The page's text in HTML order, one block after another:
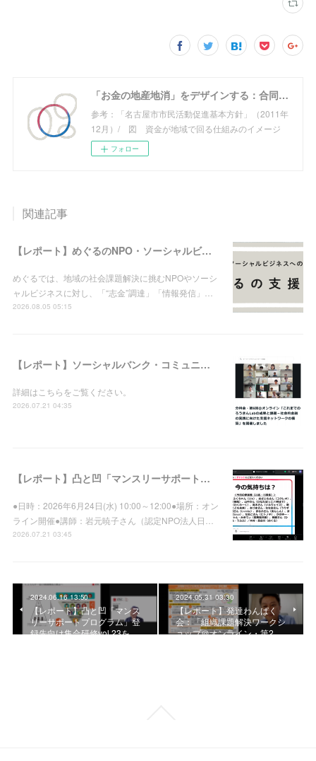
「お金の地産地消」をデザインする：合同会社めぐる
参考：「名古屋市市民活動促進基本方針」（2011年
12月）/ 図 資金が地域で回る仕組みのイメージ
フォロー
関連記事
【レポート】めぐるのNPO・ソーシャルビジネス支援実績（2026年8月5日現在）
めぐるでは、地域の社会課題解決に挑むNPOやソーシ
ャルビジネスに対し、「“志金”調達」「情報発信」…
2026.08.05 05:15
【レポート】ソーシャルバンク・コミュニティ：分科会・第6回＠オンライン「これまでのろうきんLabの成果と課題－社会的金融の実践に向けた支援ネットワークの構築」を開催しました
詳細はこちらをご覧ください。
2026.07.21 04:35
【レポート】凸と凹「マンスリーサポートプログラム」登録先向け集合研修vol.39を開催しました
●日時：2026年6月24日(水) 10:00～12:00●場所：オン
ライン開催●講師：岩元暁子さん（認定NPO法人日…
2026.07.21 03:45
2024.06.16 13:50
【レポート】凸と凹「マンス
リーサポートプログラム」登
録先向け集合研修vol.23を…
2024.05.31 03:30
【レポート】発達わんぱく
会：「組織課題解決ワークシ
ョップ＠オンライン・第2…